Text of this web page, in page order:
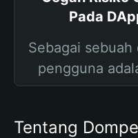
Pada
Sebagai
pengguna
Tentang